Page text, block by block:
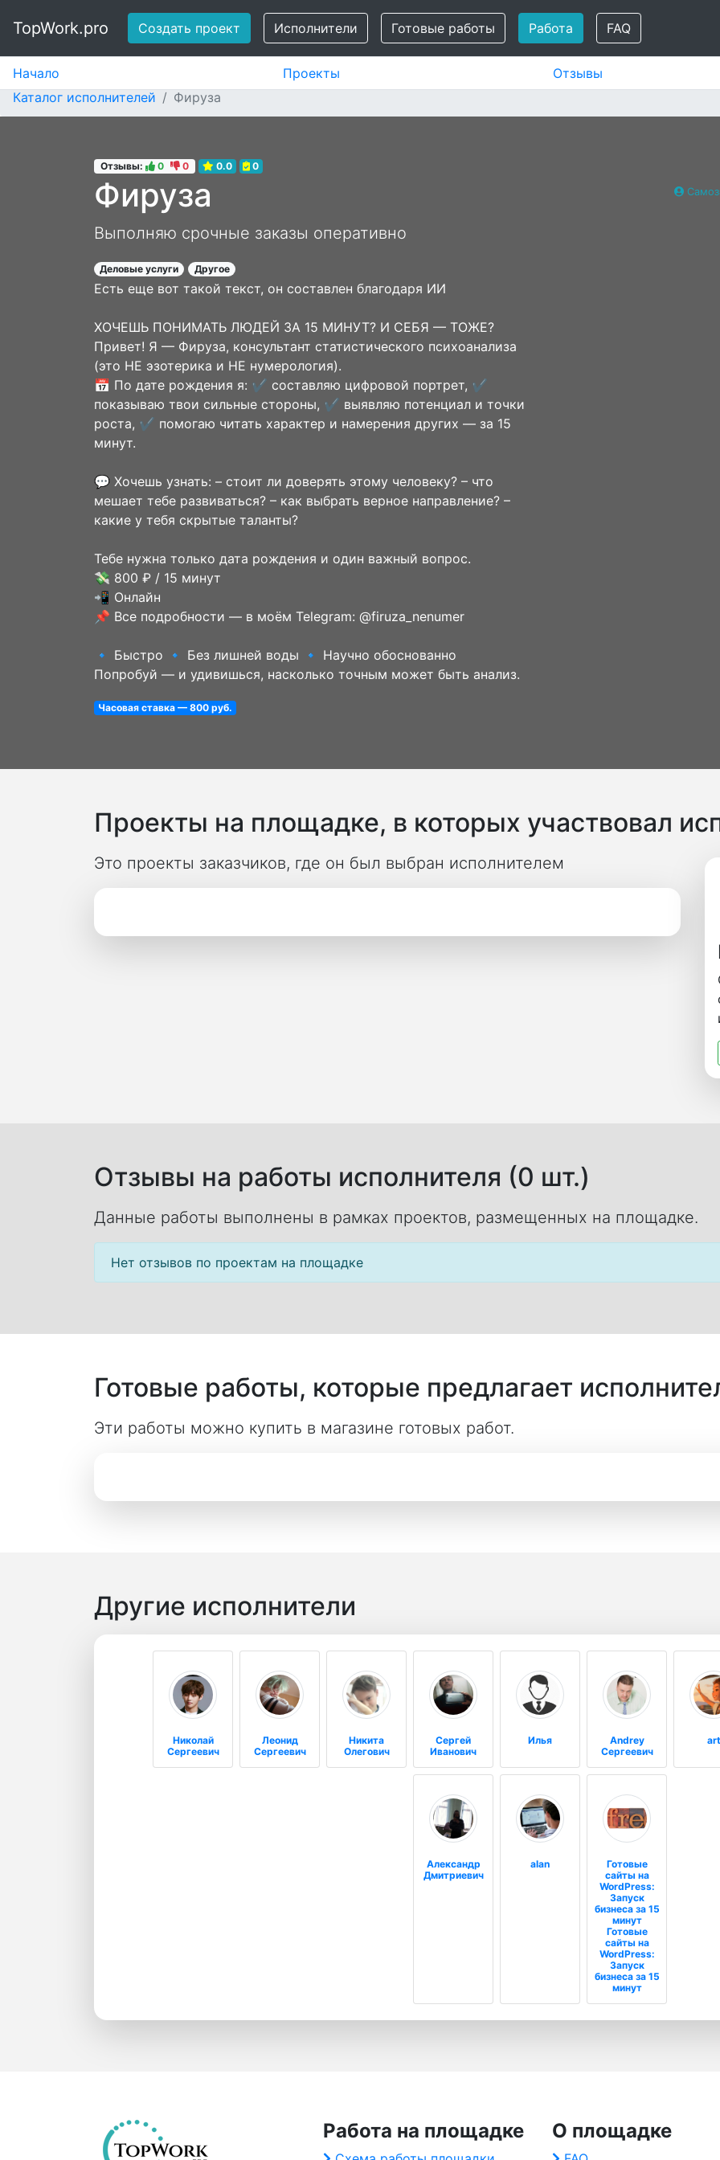
TopWork.pro Создать проект Исполнители Готовые работы Работа FAQ
Начало Проекты
Отзывы
Каталог исполнителей
Фируза
Отзывы: 0 0 0.0 0
Фируза
Выполняю срочные заказы оперативно
Деловые услуги Другое
Есть еще вот такой текст, он составлен благодаря ИИ
ХОЧЕШЬ ПОНИМАТЬ ЛЮДЕЙ ЗА 15 МИНУТ? И СЕБЯ — ТОЖЕ?
Привет! Я — Фируза, консультант статистического психоанализа
(это НЕ эзотерика и НЕ нумерология).
📅 По дате рождения я: ✔️ составляю цифровой портрет, ✔️
показываю твои сильные стороны, ✔️ выявляю потенциал и точки
роста, ✔️ помогаю читать характер и намерения других — за 15
минут.
💬 Хочешь узнать: – стоит ли доверять этому человеку? – что
мешает тебе развиваться? – как выбрать верное направление? –
какие у тебя скрытые таланты?
Тебе нужна только дата рождения и один важный вопрос.
💸 800 ₽ / 15 минут
📲 Онлайн
📌 Все подробности — в моём Telegram: @firuza_nenumer
🔹 Быстро 🔹 Без лишней воды 🔹 Научно обоснованно
Попробуй — и удивишься, насколько точным может быть анализ.
Часовая ставка — 800 руб.
Проекты на площадке, в которых участвовал
Это проекты заказчиков, где он был выбран исполнителем
Отзывы на работы исполнителя (0 шт.)
Данные работы выполнены в рамках проектов, размещенных на площадке.
Нет отзывов по проектам на площадке
Готовые работы, которые предлагает
Эти работы можно купить в магазине готовых работ.
Другие исполнители
Николай
Сергеевич
Леонид
Сергеевич
Никита
Олегович
Сергей
Иванович
Илья
Andrey
Сергеевич
art
Александр
Дмитриевич
alan
Готовые
сайты на
WordPress:
Запуск
бизнеса за 15
минут
Готовые
сайты на
WordPress:
Запуск
бизнеса за 15
минут
Работа на площадке О площадке